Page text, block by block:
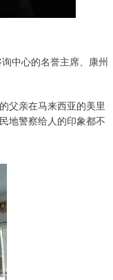
中心的名誉主席、康州
父亲在马来西亚的美里
地警察给人的印象都不